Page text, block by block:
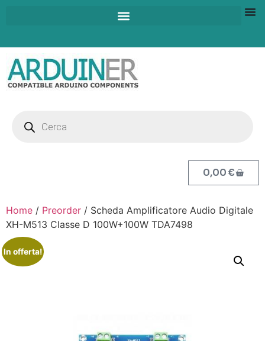
0,00€
Home / Preorder / Scheda Amplificatore Audio Digitale
XH-M513 Classe D 100W+100W TDA7498
In offerta!